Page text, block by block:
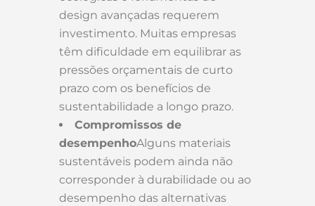
design avançadas requerem
investimento. Muitas empresas
têm dificuldade em equilibrar as
pressões orçamentais de curto
prazo com os benefícios de
sustentabilidade a longo prazo.
Compromissos de
desempenhoAlguns materiais
sustentáveis podem ainda não
corresponder à durabilidade ou ao
desempenho das alternativas